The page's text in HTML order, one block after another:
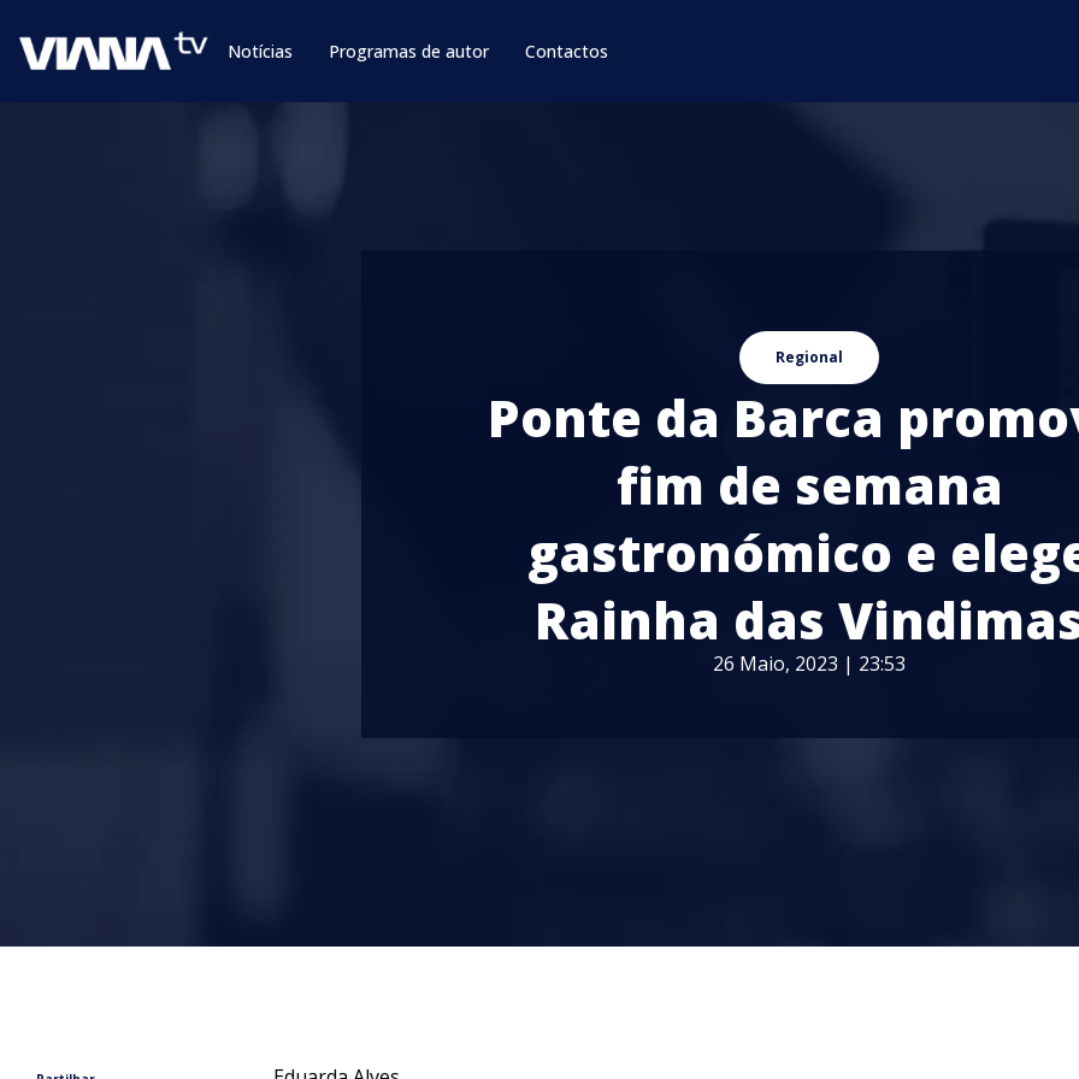
Notícias Programas de autor Contactos
Regional
Ponte da Barca
fim de semana
gastronómico e
Rainha das
26 Maio, 2023 | 23:53